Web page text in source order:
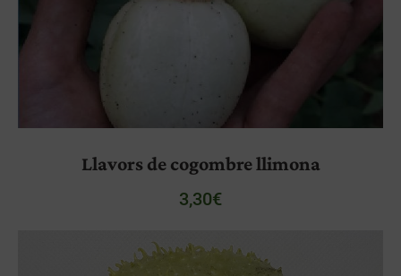
Llavors de cogombre llimona
3,30€